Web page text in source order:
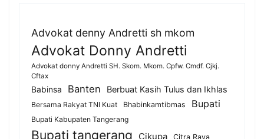
Advokat denny Andretti sh mkom
Advokat Donny Andretti
Advokat donny Andretti SH. Skom. Mkom. Cpfw. Cmdf. Cjkj.
Cftax
Babinsa Banten Berbuat Kasih Tulus dan Ikhlas
Bersama Rakyat TNI Kuat Bhabinkamtibmas Bupati
Bupati Kabupaten Tangerang
Bupati tangerang Cikupa Citra Raya